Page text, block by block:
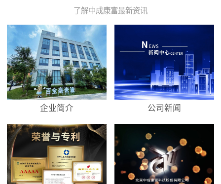
了解中成康富最新资讯
企业简介 公司新闻